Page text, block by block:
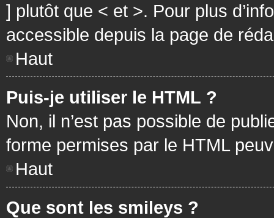
] plutôt que < et >. Pour plus
accessible depuis la page de
Haut
Puis-je utiliser le HTML ?
Non, il n’est pas possible de
forme permises par le HTML
Haut
Que sont les smileys ?